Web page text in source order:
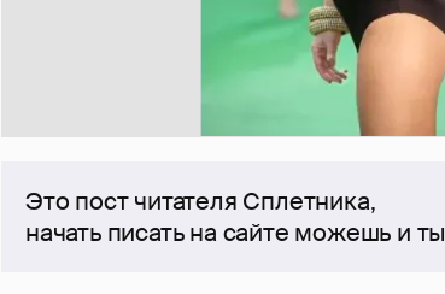
Это пост читателя Сплетника,
начать писать на сайте можешь и ты